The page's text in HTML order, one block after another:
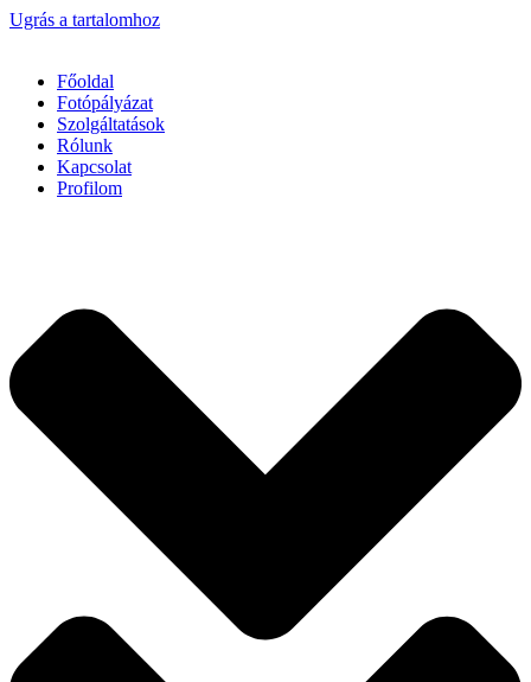
Ugrás a tartalomhoz
Főoldal
Fotópályázat
Szolgáltatások
Rólunk
Kapcsolat
Profilom